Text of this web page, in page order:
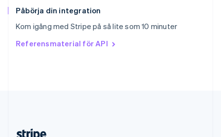
Påbörja din integration
Kom igång med Stripe på så lite som 10 minuter
Referensmaterial för API
SvenskaEnglish
ไทยEnglish
English